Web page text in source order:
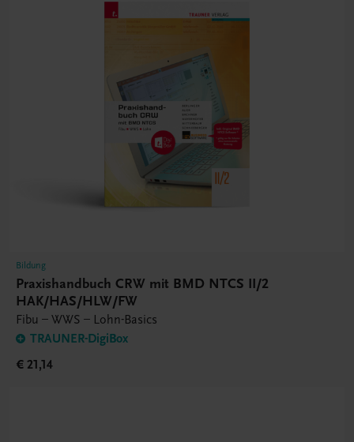
Bildung
Praxishandbuch CRW mit BMD NTCS II/2
HAK/HAS/HLW/FW
Fibu – WWS – Lohn-Basics
TRAUNER-DigiBox
€ 21,14